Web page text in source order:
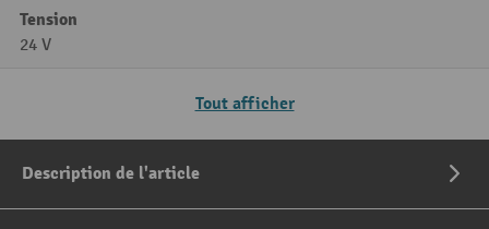
Tension
24 V
Tout afficher
Description de l'article